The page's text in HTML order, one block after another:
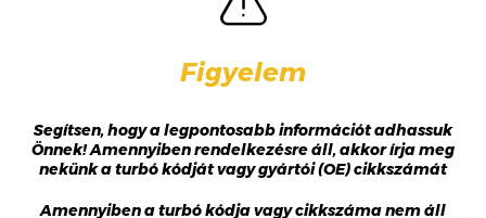
Figyelem
Segítsen, hogy a legpontosabb információt adhassuk
Önnek! Amennyiben rendelkezésre áll, akkor írja meg
nekünk a turbó kódját vagy gyártói (OE) cikkszámát
Amennyiben a turbó kódja vagy cikkszáma nem áll